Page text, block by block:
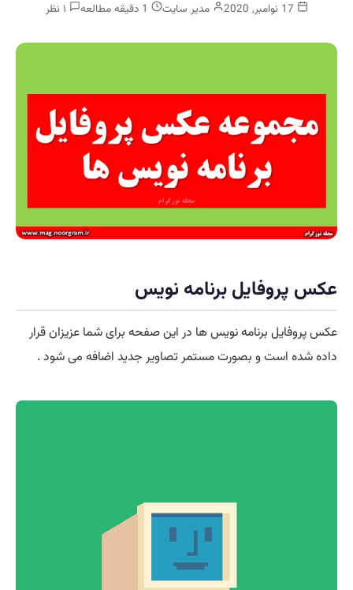
مدیر سایت
عکس پروفایل برنامه نویس
عکس پروفایل برنامه نویس ها در این صفحه برای شما عزیزان قرار
داده شده است و بصورت مستمر تصاویر جدید اضافه می شود .